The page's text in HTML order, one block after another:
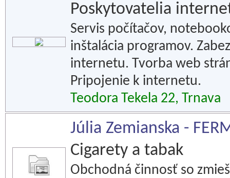
Poskytovatelia
Servis počítačov,
inštalácia programov.
internetu. Tvorba web
Pripojenie k internetu.
Teodora Tekela 22, Trnava
Júlia Zemianska -
Cigarety a tabak
Obchodná činnosť so